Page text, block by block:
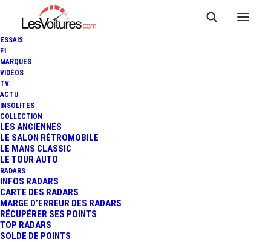
ESSAIS
F1
MARQUES
VIDÉOS
TV
ACTU
INSOLITES
COLLECTION
LES ANCIENNES
LE SALON RÉTROMOBILE
LE MANS CLASSIC
LE TOUR AUTO
RADARS
INFOS RADARS
CARTE DES RADARS
MARGE D’ERREUR DES RADARS
RÉCUPÉRER SES POINTS
TOP RADARS
SOLDE DE POINTS
EXTREME E - OCEAN X PRIX :
NOUVELLE VICTOIRE POUR
KRISTOFFERSSON/TAYLOR
2 Minutes